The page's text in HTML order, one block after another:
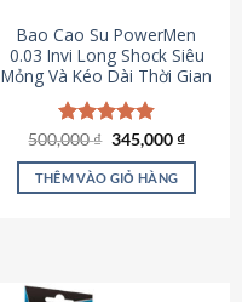
Bao Cao Su PowerMen
0.03 Invi Long Shock Siêu
Mỏng Và Kéo Dài Thời Gian
Được xếp
hạng4.85
5 sao
500,000₫ Giá
là:
500,000 ₫.
345,000₫Giá
tại
THÊM VÀO GIỎ HÀNG